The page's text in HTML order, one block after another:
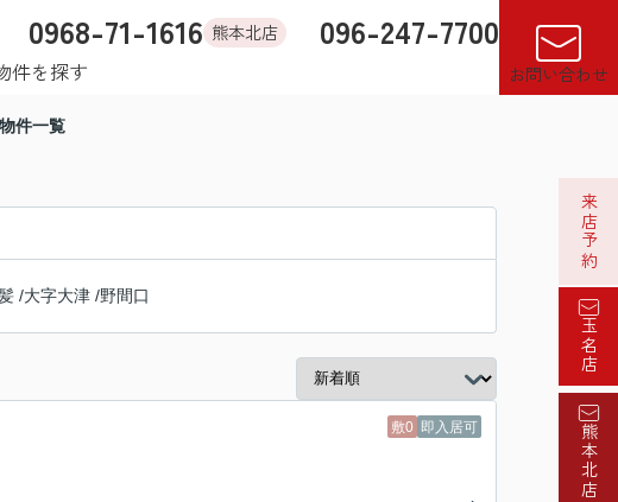
0968-71-1616 熊本北店 096-247-7700
件を探す お問い合わせ
件一覧
/大字大津 /野間口
敷0 即入居可
来店予約
玉名店
熊本北店